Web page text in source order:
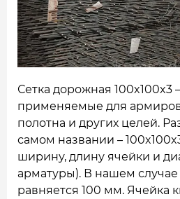
НАШИ ОБЪЕКТЫ
ОТЗЫВЫ
О НАС
БЛОГ
КОНТАКТЫ
Сетка дорожная 100x100x3
применяемые для
полотна и других целей.
самом названии –
ширину, длину ячейки и
арматуры). В нашем
равняется 100 мм. Ячейка